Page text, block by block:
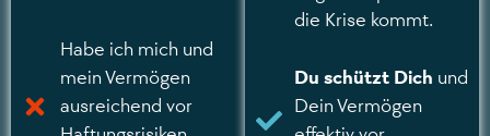
Habe ich mich und
mein Vermögen
ausreichend vor
die Krise kommt.
Du schützt Dich und
Dein Vermögen